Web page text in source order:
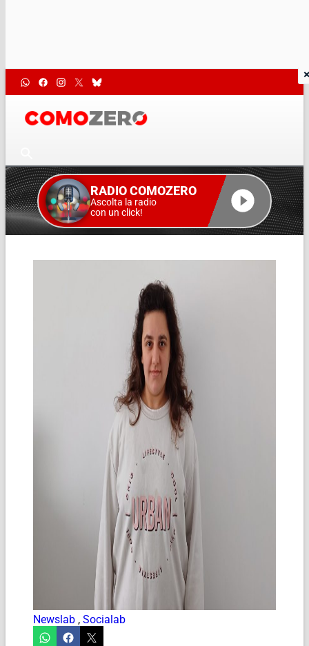
RADIO COMOZERO
Ascolta la radio
con un click!
Newslab , Socialab